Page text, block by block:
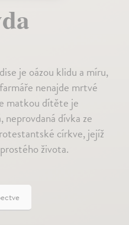
je oázou klidu a míru,
nenajde mrtvé
matkou dítěte je
dívka ze
církve, jejíž
života.